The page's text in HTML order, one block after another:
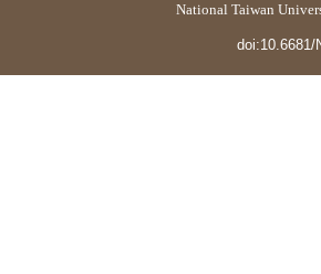
National Taiwan
doi:10.6681/